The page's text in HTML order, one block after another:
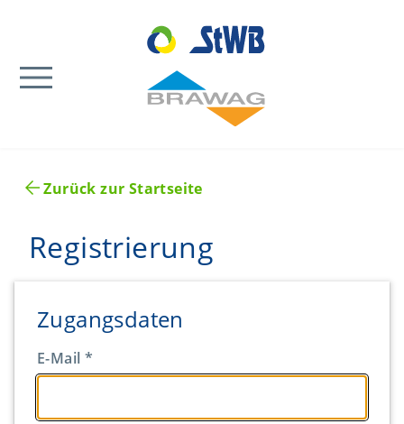
menu
Zurück zur Startseite
Registrierung
Zugangsdaten
E-Mail *